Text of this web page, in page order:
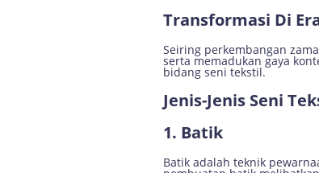
Transformasi Di
Seiring perkembangan
serta memadukan gaya
bidang seni tekstil.
Jenis-Jenis Seni
1. Batik
Batik adalah teknik